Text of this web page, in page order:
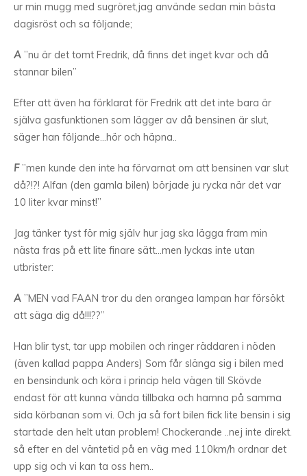
ur min mugg med sugröret,jag använde sedan min bästa
dagisröst och sa följande;
A ”nu är det tomt Fredrik, då finns det inget kvar och då
stannar bilen”
Efter att även ha förklarat för Fredrik att det inte bara är
själva gasfunktionen som lägger av då bensinen är slut,
säger han följande…hör och häpna..
F”men kunde den inte ha förvarnat om att bensinen var slut
då?!?! Alfan (den gamla bilen) började ju rycka när det var
10 liter kvar minst!”
Jag tänker tyst för mig själv hur jag ska lägga fram min
nästa fras på ett lite finare sätt…men lyckas inte utan
utbrister:
A ”MEN vad FAAN tror du den orangea lampan har försökt
att säga dig då!!!??”
Han blir tyst, tar upp mobilen och ringer räddaren i nöden
(även kallad pappa Anders) Som får slänga sig i bilen med
en bensindunk och köra i princip hela vägen till Skövde
endast för att kunna vända tillbaka och hamna på samma
sida körbanan som vi. Och ja så fort bilen fick lite bensin i sig
startade den helt utan problem! Chockerande ..nej inte direkt.
så efter en del väntetid på en väg med 110km/h ordnar det
upp sig och vi kan ta oss hem..